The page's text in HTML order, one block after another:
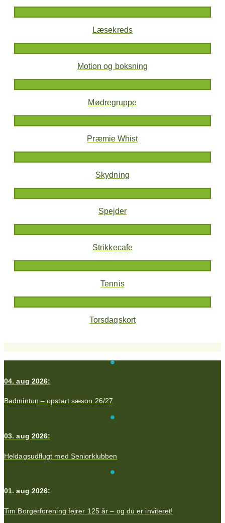
Læsekreds
Motion og boksning
Mødregruppe
Præmie Whist
Skydning
Spejder
Strikkecafe
Tennis
Torsdagskort
04. aug 2026:
Badminton – opstart sæson 26/27
03. aug 2026:
Heldagsudflugt med Seniorklubben
01. aug 2026:
Tim Borgerforening fejrer 125 år – og du er inviteret!